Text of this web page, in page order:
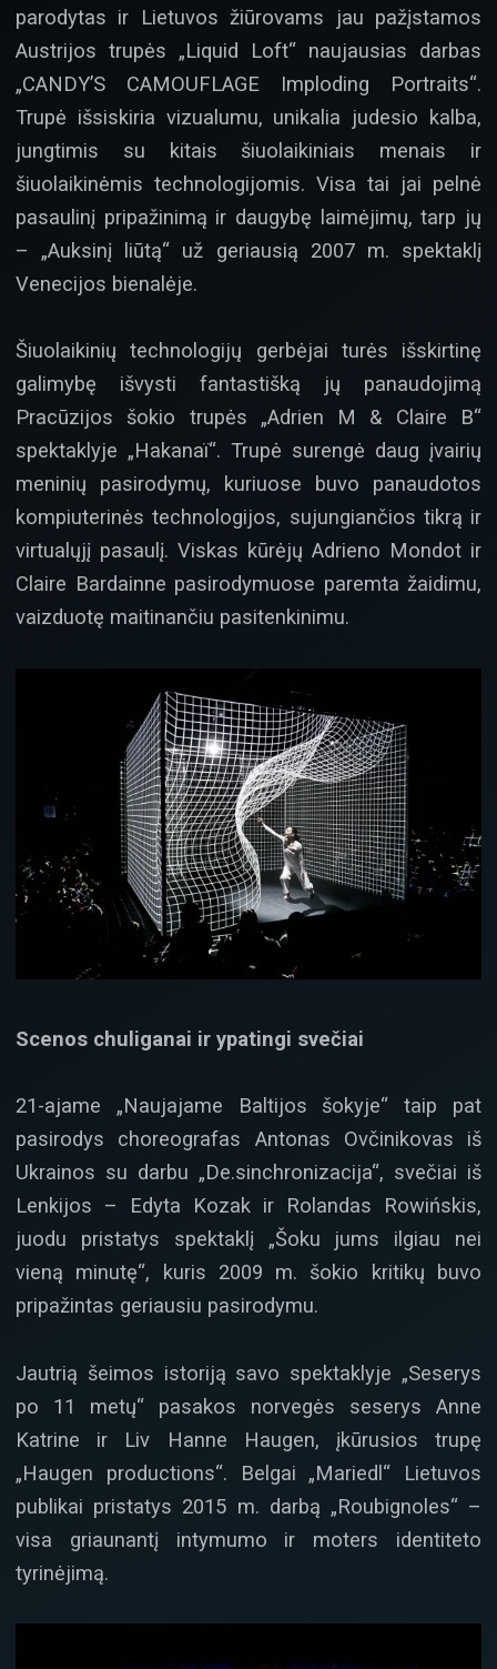
parodytas ir Lietuvos žiūrovams jau pažįstamos
Austrijos trupės „Liquid Loft“ naujausias darbas
„CANDY’S CAMOUFLAGE Imploding Portraits“.
Trupė išsiskiria vizualumu, unikalia judesio kalba,
jungtimis su kitais šiuolaikiniais menais ir
šiuolaikinėmis technologijomis. Visa tai jai pelnė
pasaulinį pripažinimą ir daugybę laimėjimų, tarp jų
– „Auksinį liūtą“ už geriausią 2007 m. spektaklį
Venecijos bienalėje.
Šiuolaikinių technologijų gerbėjai turės išskirtinę
galimybę išvysti fantastišką jų panaudojimą
Pracūzijos šokio trupės „Adrien M & Claire B“
spektaklyje „Hakanaï“. Trupė surengė daug įvairių
meninių pasirodymų, kuriuose buvo panaudotos
kompiuterinės technologijos, sujungiančios tikrą ir
virtualųjį pasaulį. Viskas kūrėjų Adrieno Mondot ir
Claire Bardainne pasirodymuose paremta žaidimu,
vaizduotę maitinančiu pasitenkinimu.
Scenos chuliganai ir ypatingi svečiai
21-ajame „Naujajame Baltijos šokyje“ taip pat
pasirodys choreografas Antonas Ovčinikovas iš
Ukrainos su darbu „De.sinchronizacija“, svečiai iš
Lenkijos – Edyta Kozak ir Rolandas Rowińskis,
juodu pristatys spektaklį „Šoku jums ilgiau nei
vieną minutę“, kuris 2009 m. šokio kritikų buvo
pripažintas geriausiu pasirodymu.
Jautrią šeimos istoriją savo spektaklyje „Seserys
po 11 metų“ pasakos norvegės seserys Anne
Katrine ir Liv Hanne Haugen, įkūrusios trupę
„Haugen productions“. Belgai „Mariedl“ Lietuvos
publikai pristatys 2015 m. darbą „Roubignoles“ –
visa griaunantį intymumo ir moters identiteto
tyrinėjimą.